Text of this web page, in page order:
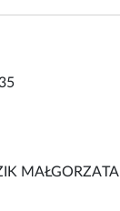
MAŁGORZATA